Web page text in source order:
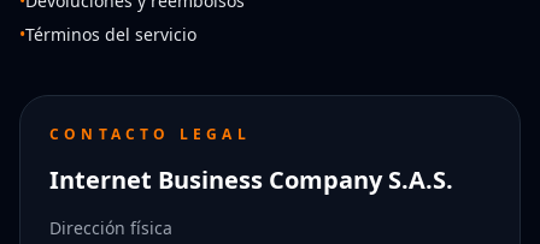
•Términos del servicio
CONTACTO LEGAL
Internet Business Company S.A.S.
Dirección física